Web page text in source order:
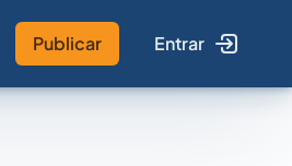
Publicar Entrar